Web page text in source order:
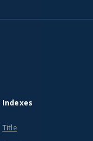
Indexes
Title